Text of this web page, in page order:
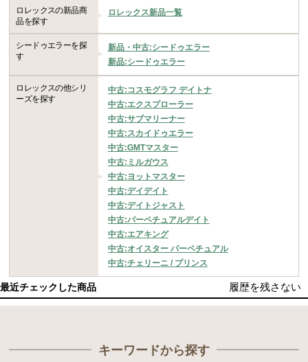
ロレックスの新品商
品を探す
ロレックス新品一覧
シードゥエラーを探
す
新品・中古:シードゥエラー
新品:シードゥエラー
ロレックスの他シリ
ーズを探す
中古:コスモグラフ デイトナ
中古:エクスプローラー
中古:サブマリーナー
中古:スカイドゥエラー
中古:GMTマスター
中古:ミルガウス
中古:ヨットマスター
中古:デイデイト
中古:デイトジャスト
中古:パーペチュアルデイト
中古:エアキング
中古:オイスター パーペチュアル
中古:チェリーニ / プリンス
最近チェックした商品 履歴を残さない
キーワードから探す